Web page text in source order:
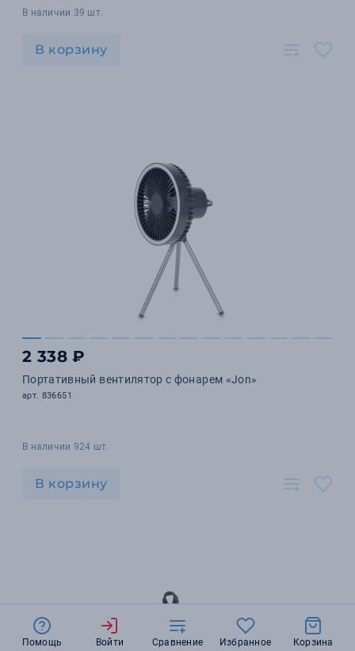
В наличии 39 шт.
В корзину
2 338 ₽
Портативный вентилятор с фонарем «Jon»
арт. 836651
В наличии 924 шт.
В корзину
Помощь Войти Сравнение Избранное Корзина